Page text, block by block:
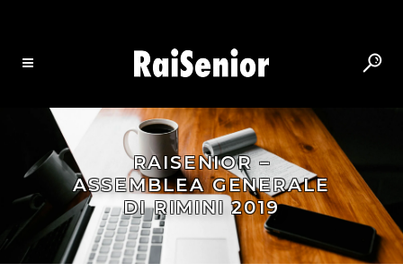
RAISENIOR –
ASSEMBLEA GENERALE
DI RIMINI 2019